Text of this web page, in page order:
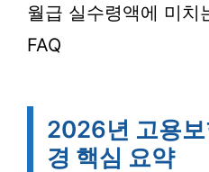
월급 실수령액에 미치
FAQ
2026년 고용보
경 핵심 요약